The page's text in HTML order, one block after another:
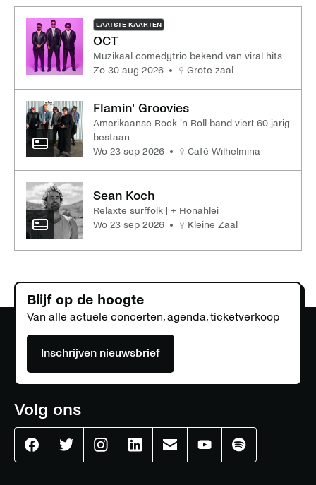
LAATSTE KAARTEN
OCT
Muzikaal comedytrio bekend van viral hits
zo 30 aug 2026
Grote zaal
Flamin' Groovies
Amerikaanse Rock 'n Roll band viert 60 jarig
bestaan
wo 23 sep 2026
Café Wilhelmina
Sean Koch
Relaxte surffolk | + Honahlei
wo 23 sep 2026
Kleine Zaal
Blijf op de hoogte
Van alle actuele concerten, agenda, ticketverkoop
Inschrijven nieuwsbrief
Volg ons
EffenaarEffenaarEffenaarEffenaarEffenaarEffenaarEffenaar